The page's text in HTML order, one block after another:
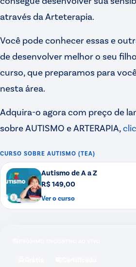
através da Arteterapia.
Você pode conhecer essas e
de desenvolver melhor o seu
curso, que preparamos para
nesta área.
Adquira-o agora com preço de
sobre AUTISMO e ARTERAPIA,
CURSO SOBRE AUTISMO (TEA)
Autismo de A a Z
R$ 149,00
Ver o curso